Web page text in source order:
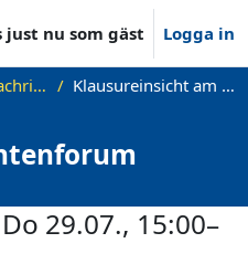
just nu som gäst Logga in
Nachrichtenforum Klausureinsicht am Do 29.07., 15:00–16:00
29.07., 15:00–